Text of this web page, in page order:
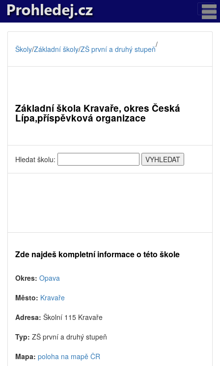
Školy/Základní školy/ZŠ první a druhý stupeň/
Základní škola Kravaře, okres Česká
Lípa,příspěvková organizace
Hledat školu:
Zde najdeš kompletní informace o této škole
Okres: Opava
Město: Kravaře
Adresa: Školní 115 Kravaře
Typ: ZŠ první a druhý stupeň
Mapa: poloha na mapě ČR